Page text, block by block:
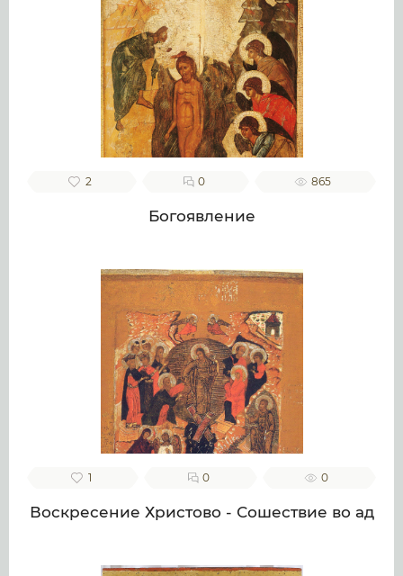
2 0 865
Богоявление
1 0 0
Воскресение Христово - Сошествие во ад